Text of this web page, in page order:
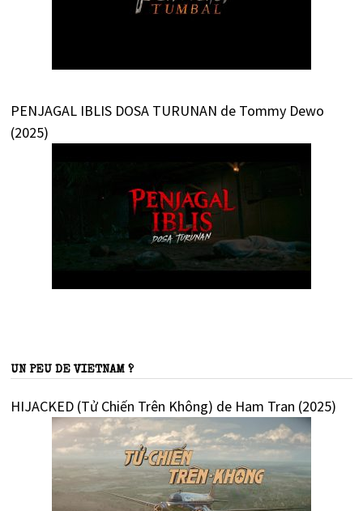
PENJAGAL IBLIS DOSA TURUNAN de Tommy Dewo
(2025)
UN PEU DE VIETNAM ?
HIJACKED (Tử Chiến Trên Không) de Ham Tran (2025)